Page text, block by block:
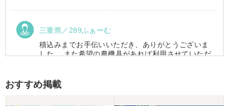
三重県／289ふぁーむ
積込みまでお手伝いいただき、ありがとうございま
した。 また希望の農機具があれば利用させていただ
おすすめ掲載